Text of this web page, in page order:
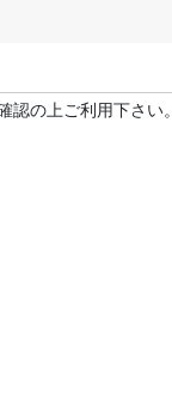
の上ご利用下さい。